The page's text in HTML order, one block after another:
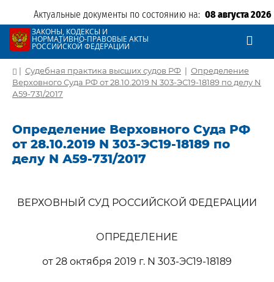
Актуальные документы по состоянию на: 08 августа 2026
ЗАКОНЫ, КОДЕКСЫ И
НОРМАТИВНО-ПРАВОВЫЕ АКТЫ
РОССИЙСКОЙ ФЕДЕРАЦИИ
| Судебная практика высших судов РФ | Определение
Верховного Суда РФ от 28.10.2019 N 303-ЭС19-18189 по делу N
А59-731/2017
Определение Верховного Суда РФ
от 28.10.2019 N 303-ЭС19-18189 по
делу N А59-731/2017
ВЕРХОВНЫЙ СУД РОССИЙСКОЙ ФЕДЕРАЦИИ
ОПРЕДЕЛЕНИЕ
от 28 октября 2019 г. N 303-ЭС19-18189